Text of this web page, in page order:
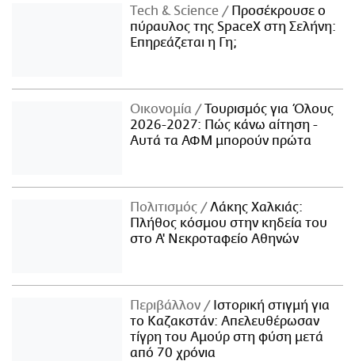
Τech & Science
Προσέκρουσε ο
πύραυλος της SpaceX στη Σελήνη:
Επηρεάζεται η Γη;
Οικονομία
Τουρισμός για Όλους
2026-2027: Πώς κάνω αίτηση -
Αυτά τα ΑΦΜ μπορούν πρώτα
Πολιτισμός
Λάκης Χαλκιάς:
Πλήθος κόσμου στην κηδεία του
στο Α' Νεκροταφείο Αθηνών
Περιβάλλον
Ιστορική στιγμή για
το Καζακστάν: Απελευθέρωσαν
τίγρη του Αμούρ στη φύση μετά
από 70 χρόνια